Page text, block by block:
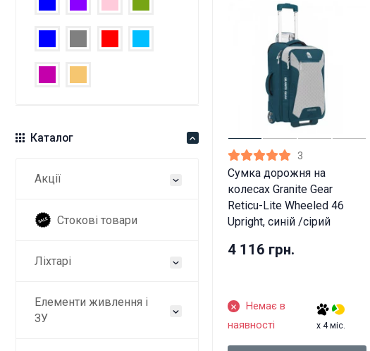
Каталог
Акції
Стокові товари
Ліхтарі
Елементи живлення і
ЗУ
3
Сумка дорожня на
колесах Granite Gear
Reticu-Lite Wheeled 46
Upright, синій /сірий
4 116 грн.
Немає в
наявності
x 4 міс.